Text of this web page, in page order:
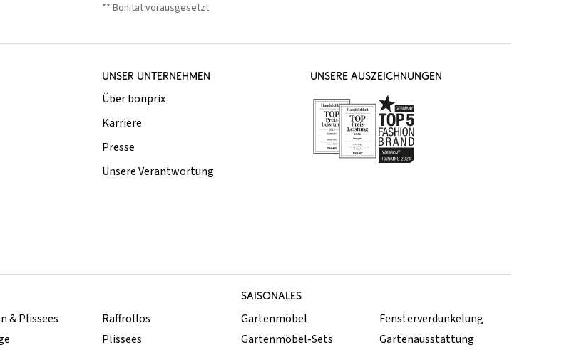
** Bonität vorausgesetzt
UNSER UNTERNEHMEN
Über bonprix
Karriere
Presse
Unsere Verantwortung
UNSERE AUSZEICHNUNGEN
SAISONALES
& Plissees
Raffrollos
Plissees
Gartenmöbel
Gartenmöbel-Sets
Fensterverdunkelung
Gartenausstattung